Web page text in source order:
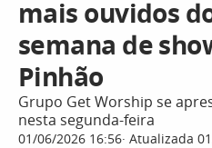
mais ouvidos
semana de
Pinhão
Grupo Get Worship se
nesta segunda-feira
01/06/2026 16:56 Atualizada